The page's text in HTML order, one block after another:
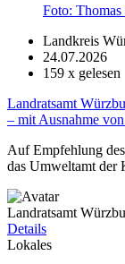
Foto:
Landkreis
24.07.2026
159 x gelesen
Landratsamt
– mit Ausnahme
Auf Empfehlung
das Umweltamt der
Landratsamt
Details
Lokales